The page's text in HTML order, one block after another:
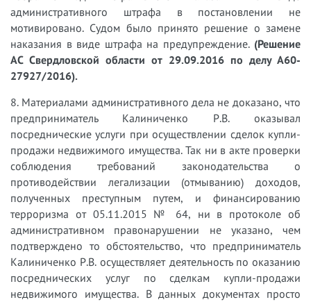
административного штрафа в постановлении не
мотивировано. Судом было принято решение о замене
наказания в виде штрафа на предупреждение. (Решение
АС Свердловской области от 29.09.2016 по делу А60-
27927/2016).
8. Материалами административного дела не доказано, что
предприниматель Калиниченко Р.В. оказывал
посреднические услуги при осуществлении сделок купли-
продажи недвижимого имущества. Так ни в акте проверки
соблюдения требований законодательства о
противодействии легализации (отмыванию) доходов,
полученных преступным путем, и финансированию
терроризма от 05.11.2015 № 64, ни в протоколе об
административном правонарушении не указано, чем
подтверждено то обстоятельство, что предприниматель
Калиниченко Р.В. осуществляет деятельность по оказанию
посреднических услуг по сделкам купли-продажи
недвижимого имущества. В данных документах просто